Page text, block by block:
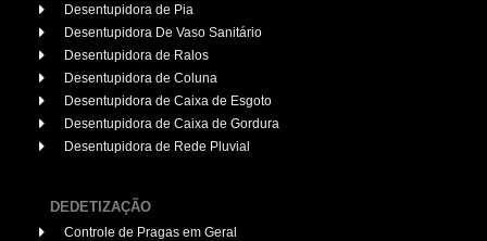
Desentupidora de Pia
Desentupidora De Vaso Sanitário
Desentupidora de Ralos
Desentupidora de Coluna
Desentupidora de Caixa de Esgoto
Desentupidora de Caixa de Gordura
Desentupidora de Rede Pluvial
DEDETIZAÇÃO
Controle de Pragas em Geral